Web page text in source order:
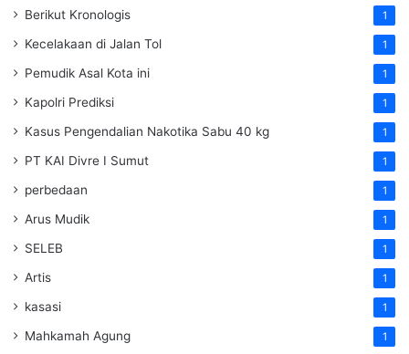
Berikut Kronologis 1
Kecelakaan di Jalan Tol 1
Pemudik Asal Kota ini 1
Kapolri Prediksi 1
Kasus Pengendalian Nakotika Sabu 40 kg 1
PT KAI Divre I Sumut 1
perbedaan 1
Arus Mudik 1
SELEB 1
Artis 1
kasasi 1
Mahkamah Agung 1